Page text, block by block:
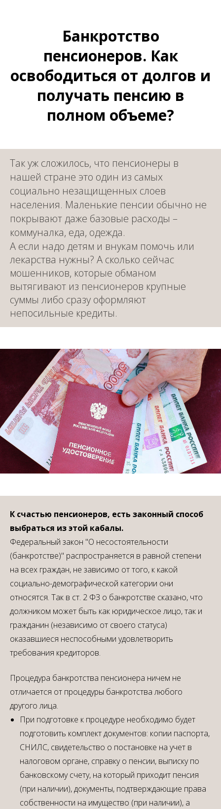
Банкротство
пенсионеров. Как
освободиться от долгов и
получать пенсию в
полном объеме?
Так уж сложилось, что пенсионеры в
нашей стране это один из самых
социально незащищенных слоев
населения. Маленькие пенсии обычно не
покрывают даже базовые расходы –
коммуналка, еда, одежда.
А если надо детям и внукам помочь или
лекарства нужны? А сколько сейчас
мошенников, которые обманом
вытягивают из пенсионеров крупные
суммы либо сразу оформляют
непосильные кредиты.
К счастью пенсионеров, есть законный способ
выбраться из этой кабалы.
Федеральный закон "О несостоятельности
(банкротстве)" распространяется в равной степени
на всех граждан, не зависимо от того, к какой
социально-демографической категории они
относятся. Так в ст. 2 ФЗ о банкротстве сказано, что
должником может быть как юридическое лицо, так и
гражданин (независимо от своего статуса)
оказавшиеся неспособными удовлетворить
требования кредиторов.
Процедура банкротства пенсионера ничем не
отличается от процедуры банкротства любого
другого лица.
При подготовке к процедуре необходимо будет
подготовить комплект документов: копии паспорта,
СНИЛС, свидетельство о постановке на учет в
налоговом органе, справку о пенсии, выписку по
банковскому счету, на который приходит пенсия
(при наличии), документы, подтверждающие права
собственности на имущество (при наличии), а